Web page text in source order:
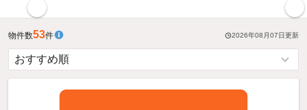
物件数53件 2026年08月07日更新